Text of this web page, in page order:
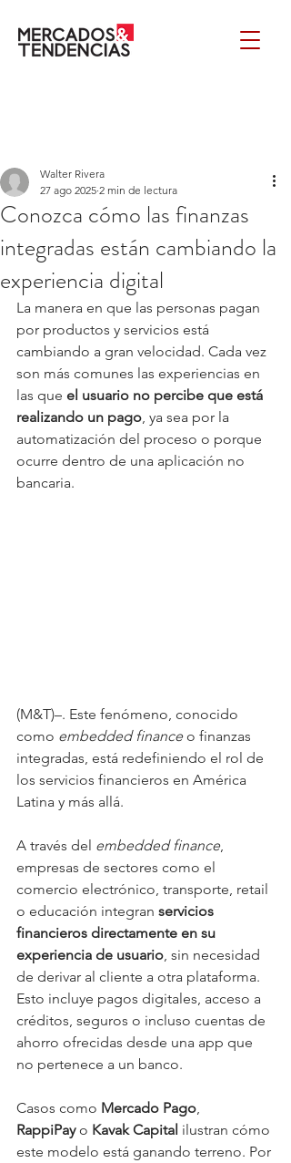
Conozca cómo las finanzas
integradas están cambiando la
experiencia digital
Walter Rivera
27 ago 2025 2 min de lectura
La manera en que las personas pagan
por productos y servicios está
cambiando a gran velocidad. Cada vez
son más comunes las experiencias en
las que el usuario no percibe que está
realizando un pago, ya sea por la
automatización del proceso o porque
ocurre dentro de una aplicación no
bancaria.
(M&T)–. Este fenómeno, conocido
como embedded finance o finanzas
integradas, está redefiniendo el rol de
los servicios financieros en América
Latina y más allá.
A través del embedded finance,
empresas de sectores como el
comercio electrónico, transporte, retail
o educación integran servicios
financieros directamente en su
experiencia de usuario , sin necesidad
de derivar al cliente a otra plataforma.
Esto incluye pagos digitales, acceso a
créditos, seguros o incluso cuentas de
ahorro ofrecidas desde una app que
no pertenece a un banco.
Casos como Mercado Pago
RappiPay o Kavak Capital ilustran cómo
este modelo está ganando terreno. Por